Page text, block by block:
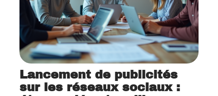
Lancement de publicités
sur les réseaux sociaux :